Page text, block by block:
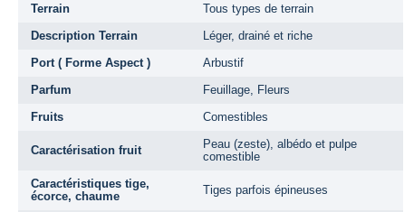
Terrain
Tous types de terrain
Description Terrain
Léger, drainé et riche
Port ( Forme Aspect )
Arbustif
Parfum
Feuillage, Fleurs
Fruits
Comestibles
Caractérisation fruit
Peau (zeste), albédo et pulpe
comestible
Caractéristiques tige,
écorce, chaume
Tiges parfois épineuses